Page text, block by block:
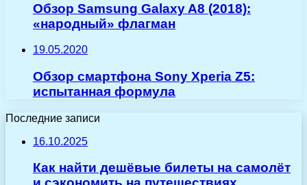
Обзор Samsung Galaxy A8 (2018):
«народный» флагман
19.05.2020
Обзор смартфона Sony Xperia Z5:
испытанная формула
Последние записи
16.10.2025
Как найти дешёвые билеты на самолёт